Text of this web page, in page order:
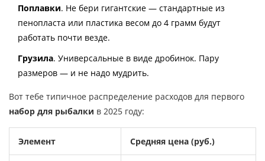
Поплавки. Не бери гигантские — стандартные из
пенопласта или пластика весом до 4 грамм будут
работать почти везде.
Грузила. Универсальные в виде дробинок. Пару
размеров — и не надо мудрить.
Вот тебе типичное распределение расходов для первого
набор для рыбалки в 2025 году:
Элемент Средняя цена (руб.)